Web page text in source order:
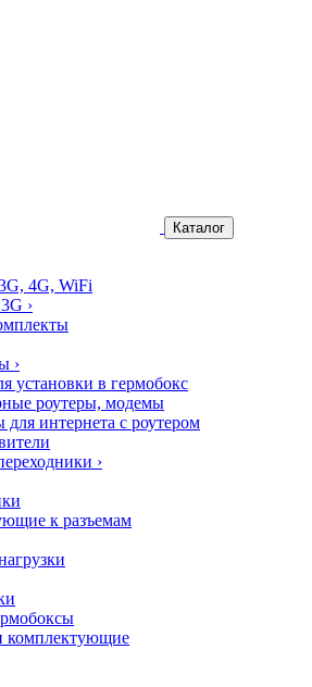
Каталог
4G, WiFi
›
›
установки в гермобокс
роутеры, модемы
интернета с роутером
›
к разъемам
комплектующие